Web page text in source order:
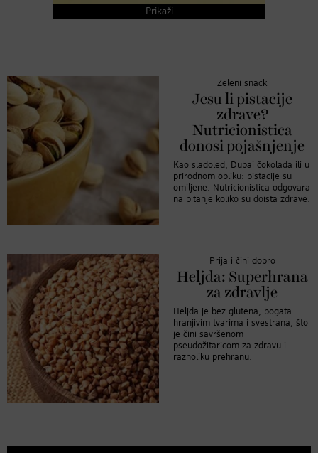
Prikaži
Zeleni snack
Jesu li pistacije
zdrave?
Nutricionistica
donosi pojašnjenje
Kao sladoled, Dubai čokolada ili u
prirodnom obliku: pistacije su
omiljene. Nutricionistica odgovara
na pitanje koliko su doista zdrave.
Prija i čini dobro
Heljda: Superhrana
za zdravlje
Heljda je bez glutena, bogata
hranjivim tvarima i svestrana, što
je čini savršenom
pseudožitaricom za zdravu i
raznoliku prehranu.